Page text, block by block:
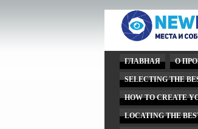
ГЛАВНАЯ О
SELECTING THE
HOW TO CREATE
LOCATING THE